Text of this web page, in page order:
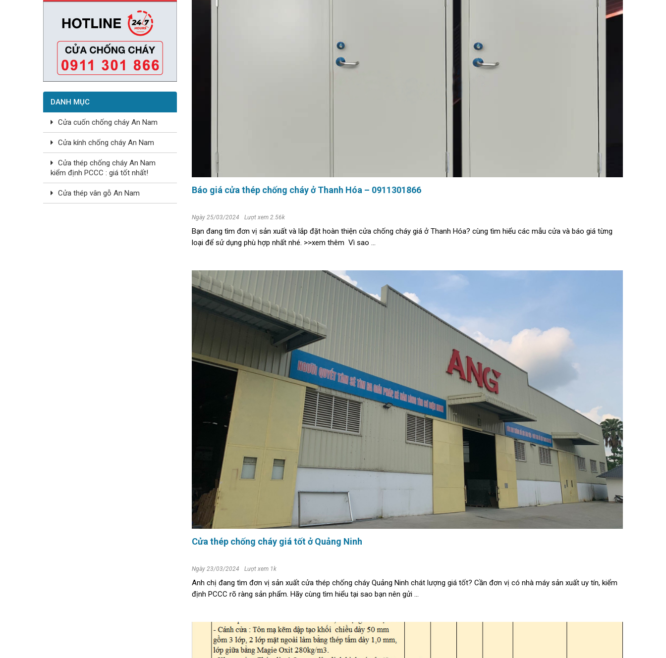
DANH MỤC
Cửa cuốn chống cháy An Nam
Cửa kính chống cháy An Nam
Cửa thép chống cháy An Nam
kiểm định PCCC : giá tốt nhất!
Cửa thép vân gỗ An Nam Báo giá cửa thép chống cháy ở Thanh Hóa – 0911301866
Ngày 25/03/2024 Lượt xem 2.56k
Bạn đang tìm đơn vị sản xuất và lắp đặt hoàn thiện cửa chống cháy giá ở Thanh Hóa? cùng tìm hiểu các mẫu cửa và báo giá từng
loại để sử dụng phù hợp nhất nhé. >>xem thêm Vì sao ...
Cửa thép chống cháy giá tốt ở Quảng Ninh
Ngày 23/03/2024 Lượt xem 1k
Anh chị đang tìm đơn vị sản xuất cửa thép chống cháy Quảng Ninh chát lượng giá tốt? Cần đơn vị có nhà máy sản xuất uy tín, kiểm
định PCCC rõ ràng sản phẩm. Hãy cùng tìm hiểu tại sao bạn nên gửi ...